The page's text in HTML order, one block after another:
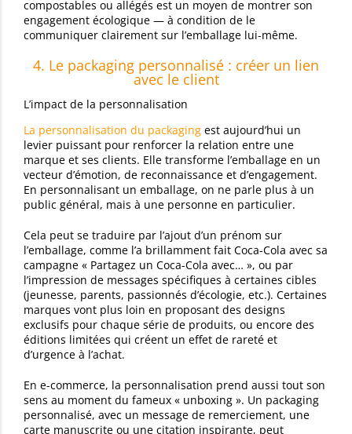
compostables ou allégés est un moyen de montrer son
engagement écologique — à condition de le
communiquer clairement sur l’emballage lui-même.
4. Le packaging personnalisé : créer un lien
avec le client
L’impact de la personnalisation
La personnalisation du packaging est aujourd’hui un
levier puissant pour renforcer la relation entre une
marque et ses clients. Elle transforme l’emballage en un
vecteur d’émotion, de reconnaissance et d’engagement.
En personnalisant un emballage, on ne parle plus à un
public général, mais à une personne en particulier.
Cela peut se traduire par l’ajout d’un prénom sur
l’emballage, comme l’a brillamment fait Coca-Cola avec sa
campagne « Partagez un Coca-Cola avec… », ou par
l’impression de messages spécifiques à certaines cibles
(jeunesse, parents, passionnés d’écologie, etc.). Certaines
marques vont plus loin en proposant des designs
exclusifs pour chaque série de produits, ou encore des
éditions limitées qui créent un effet de rareté et
d’urgence à l’achat.
En e-commerce, la personnalisation prend aussi tout son
sens au moment du fameux « unboxing ». Un packaging
personnalisé, avec un message de remerciement, une
carte manuscrite ou une citation inspirante, peut